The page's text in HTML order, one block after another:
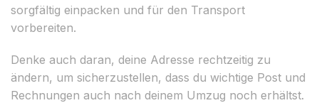
sorgfältig einpacken und für den Transport
vorbereiten.
Denke auch daran, deine Adresse rechtzeitig zu
ändern, um sicherzustellen, dass du wichtige Post und
Rechnungen auch nach deinem Umzug noch erhältst.